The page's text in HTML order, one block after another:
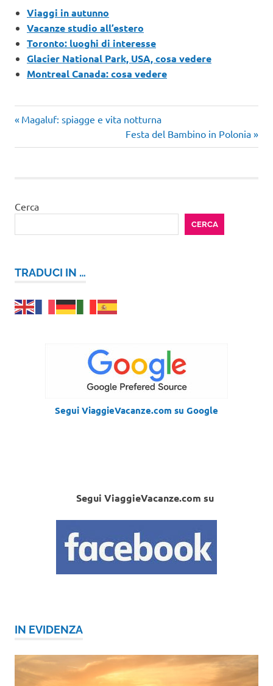
Viaggi in autunno
Vacanze studio all’estero
Toronto: luoghi di interesse
Glacier National Park, USA, cosa vedere
Montreal Canada: cosa vedere
Navigazione
articoli
Articolo
Magaluf: spiagge e vita notturna
Articolo
successivo:
Festa del Bambino in Polonia
Cerca
CERCA
TRADUCI IN …
Segui ViaggieVacanze.com su Google
Segui ViaggieVacanze.com su
IN EVIDENZA